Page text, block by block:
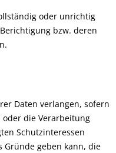
oder unrichtig
bzw. deren
Daten verlangen, sofern
die Verarbeitung
Schutzinteressen
Gründe geben kann, die